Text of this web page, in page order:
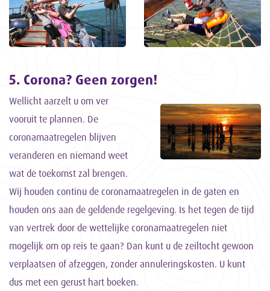
5. Corona? Geen zorgen!
Wellicht aarzelt u om ver
vooruit te plannen. De
coronamaatregelen blijven
veranderen en niemand weet
wat de toekomst zal brengen.
Wij houden continu de coronamaatregelen in de gaten en
houden ons aan de geldende regelgeving. Is het tegen de tijd
van vertrek door de wettelijke coronamaatregelen niet
mogelijk om op reis te gaan? Dan kunt u de zeiltocht gewoon
verplaatsen of afzeggen, zonder annuleringskosten. U kunt
dus met een gerust hart boeken.